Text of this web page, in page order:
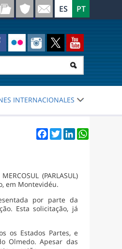
INTERNACIONALES
Facebook
TwitterLinkedInWhatsApp
(PARLASUL)
em Montevidéu.
por parte da
Esta solicitação, já
os Estados Partes, e
Olmedo. Apesar das